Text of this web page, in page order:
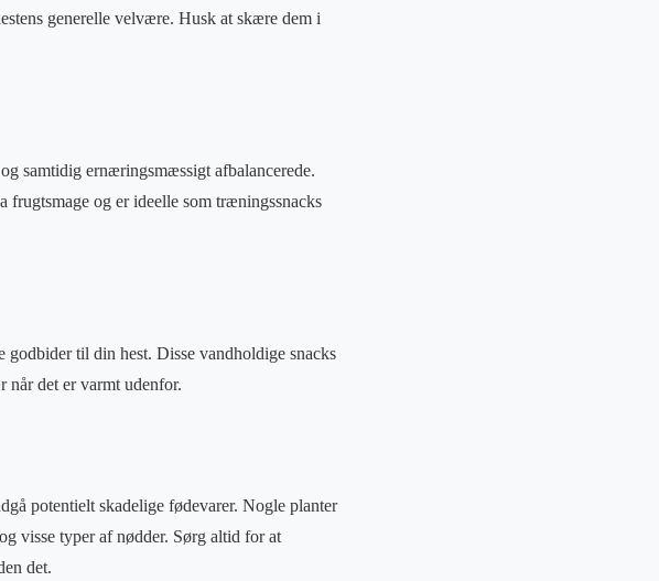
generelle velvære. Husk at skære dem i
samtidig ernæringsmæssigt afbalancerede.
frugtsmage og er ideelle som træningssnacks
til din hest. Disse vandholdige snacks
det er varmt udenfor.
potentielt skadelige fødevarer. Nogle planter
visse typer af nødder. Sørg altid for at
det.